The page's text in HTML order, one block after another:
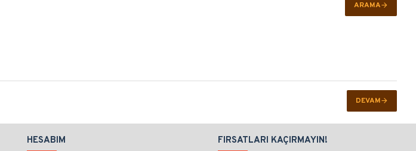
ARAMA
DEVAM
HESABIM FIRSATLARI KAÇIRMAYIN!